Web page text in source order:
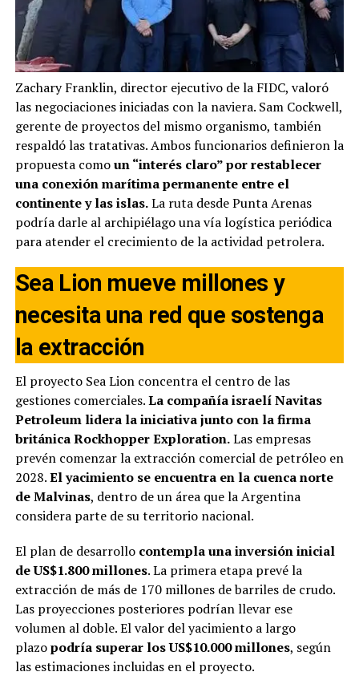
Zachary Franklin, director ejecutivo de la FIDC, valoró
las negociaciones iniciadas con la naviera. Sam Cockwell,
gerente de proyectos del mismo organismo, también
respaldó las tratativas. Ambos funcionarios definieron la
propuesta comoun “interés claro” por restablecer
una conexión marítima permanente entre el
continente y las islas.La ruta desde Punta Arenas
podría darle al archipiélago una vía logística periódica
para atender el crecimiento de la actividad petrolera.
Sea Lion mueve millones y
necesita una red que sostenga
la extracción
El proyecto Sea Lion concentra el centro de las
gestiones comerciales.La compañía israelí Navitas
Petroleum lidera la iniciativa junto con la firma
británica Rockhopper Exploration.Las empresas
prevén comenzar la extracción comercial de petróleo en
2028.El yacimiento se encuentra en la cuenca norte
de Malvinas, dentro de un área que la Argentina
considera parte de su territorio nacional.
El plan de desarrollocontempla una inversión inicial
de US$1.800 millones. La primera etapa prevé la
extracción de más de 170 millones de barriles de crudo.
Las proyecciones posteriores podrían llevar ese
volumen al doble. El valor del yacimiento a largo
plazopodría superar los US$10.000 millones, según
las estimaciones incluidas en el proyecto.